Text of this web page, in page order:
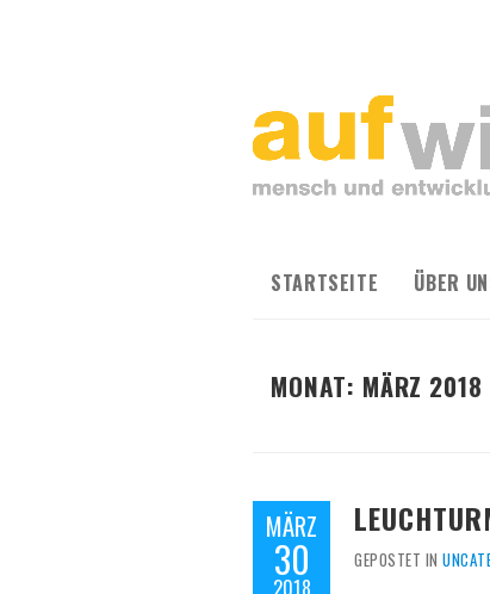
STARTSEITE ÜBER
MONAT: MÄRZ 2018
MÄRZ
30
2018
GEPOSTET IN